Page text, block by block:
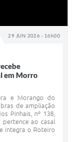
29 JUN 2026 - 16h00
em Morro
e Morango do
de ampliação
Pinhais, nº 138,
ao casal
integra o Roteiro